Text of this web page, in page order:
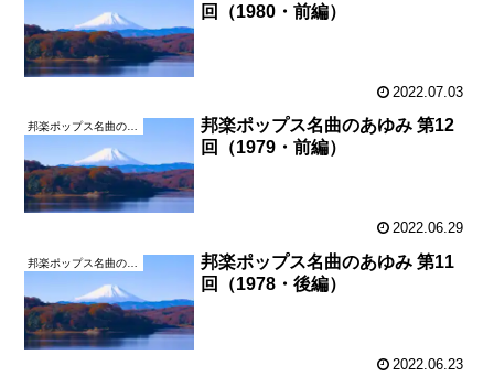
回（1980・前編）
2022.07.03
邦楽ポップス名曲のあゆみ
邦楽ポップス名曲のあゆみ 第12
回（1979・前編）
2022.06.29
邦楽ポップス名曲のあゆみ 第11
回（1978・後編）
2022.06.23